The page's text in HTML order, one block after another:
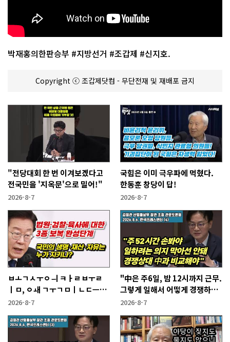
박재홍의한판승부 #지방선거 #조갑제 #신지호.
Copyright ⓒ 조갑제닷컴 - 무단전재 및 재배포 금지
"전당대회 한 번 이겨보겠다고
전국민을 '지옥문'으로 밀어!"
2026-8-7
국힘은 이미 극우파에 먹혔다.
한동훈 창당이 답!
2026-8-7
ㅂㅗㄱㅅㅜㅇㅢ ㅋㅏㄹㅂㅜㄹ
ㅣㅁ, ㅇㅙ ㄱㅜㄱㅁㅣㄴㄷㅡㄹ
ㅇㅣ ㄷㅏㅇㅎㅐㅇㅑ ㅎㅏㄴㅏ?
2026-8-7
"中은 주6일, 밤 12시까지 근무.
그렇게 일해서 어떻게 경쟁하냐
반문하더라"
2026-8-7